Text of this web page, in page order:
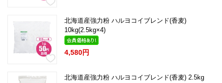
北海道産強力粉 ハルヨコイブレンド(香麦)
10kg(2.5kg×4)
4,580円
北海道産強力粉 ハルヨコイブレンド(香麦) 2.5kg